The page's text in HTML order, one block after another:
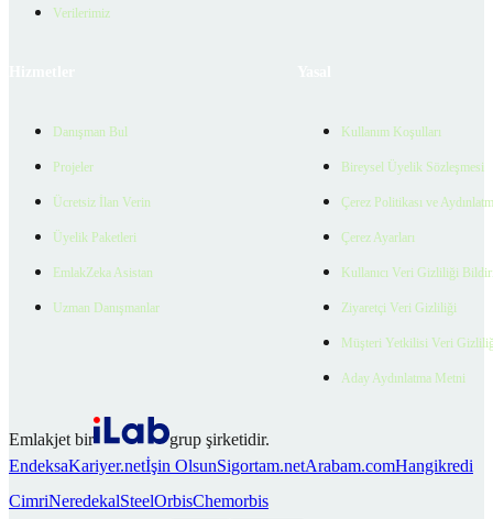
Verilerimiz
Danışman Bul
Projeler
Ücretsiz İlan Verin
Üyelik Paketleri
EmlakZeka Asistan
Uzman Danışmanlar
Kullanım Koşulları
Bireysel Üyelik Sözleşmesi
Çerez Politikası ve
Çerez Ayarları
Kullanıcı Veri Gizliliği
Ziyaretçi Veri Gizliliği
Müşteri Yetkilisi Veri
Aday Aydınlatma Metni
Emlakjet bir
grup şirketidir.
EndeksaKariyer.netİşin OlsunSigortam.netArabam.comHangikredi
CimriNeredekalSteelOrbisChemorbis